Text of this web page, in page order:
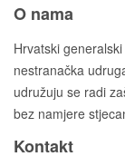
O nama
Hrvatski
nestranačka
udružuju se radi
bez namjere
Kontakt